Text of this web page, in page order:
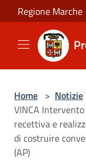
Salta al contenuto
Regione Marche
Home > Notizie
VINCA
recettiva e
di costruire
(AP)